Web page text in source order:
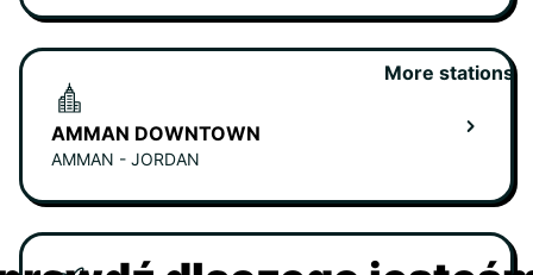
AMMAN DOWNTOWN
AMMAN - JORDAN
More stations